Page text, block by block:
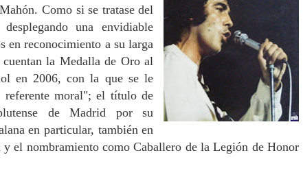
Mahón.Como si se tratase del
una envidiable
en reconocimiento a su larga
la Medalla de Oro al
en 2006, con la que se le
referente moral"; el título de
de Madrid por su
en particular, también en
el nombramiento como Caballero de la Legión de Honor